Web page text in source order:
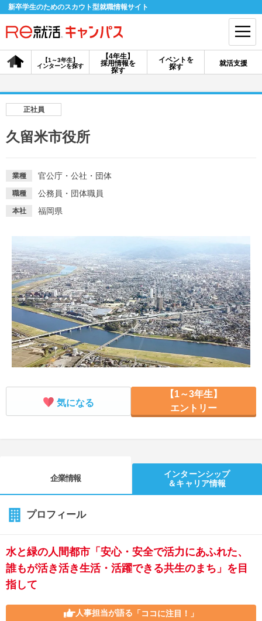
新卒学生のためのスカウト型就職情報サイト
【4年生】
採用情報を
探す
【1～3年生】
インターンを探す
イベントを
探す
就活支援
会員登録 ログイン
採用情報を探す
イベントを探す
就活ノウハウ・サポート
就活支援
就活ノウハウが満載！
就活コラム
お役立ち記事・相談室など
適職診断
あなたに合う仕事を診断！
就活チャンネル
動画で対策講座をチェック
就活ニュースペーパー
就活時事ニュースを更新
よくある質問
不明点があればこちら
正社員
久留米市役所
業種 官公庁・公社・団体
職種 公務員・団体職員
本社 福岡県
気になる
【1～3年生】
エントリー
企業情報
インターンシップ
＆キャリア情報
プロフィール
水と緑の人間都市「安心・安全で活力にあふれた、
誰もが活き活き生活・活躍できる共生のまち」を目
指して
人事担当が語る 「ココに注目！」